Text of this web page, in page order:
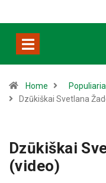
Home
Dzūkiškai Svetlana
Dzūkiškai
(video)